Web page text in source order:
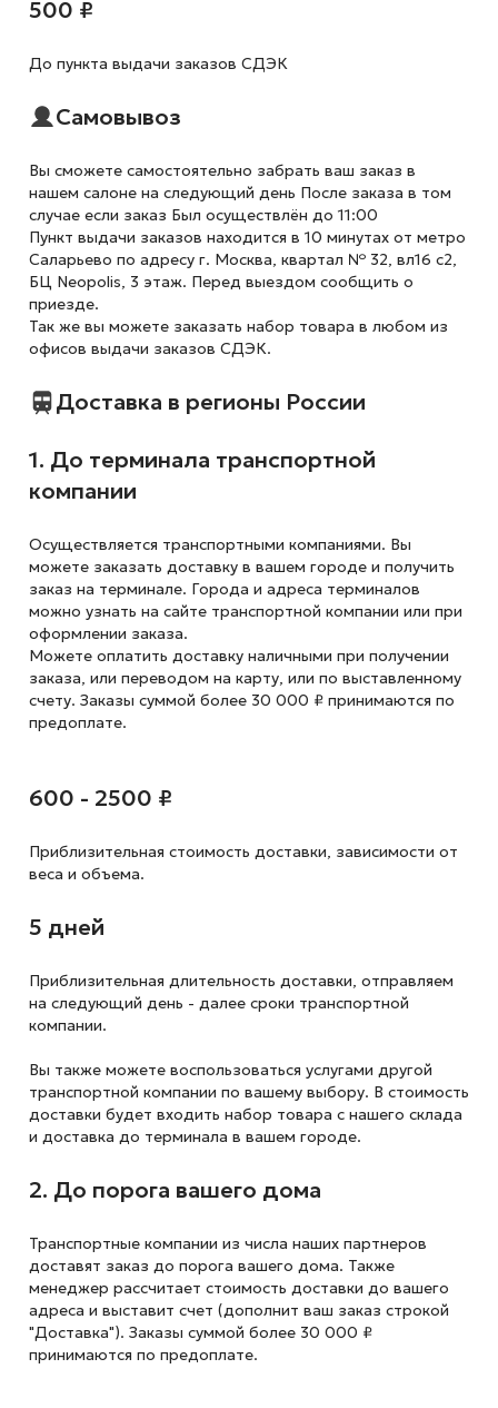
500 ₽
До пункта выдачи заказов СДЭК
Самовывоз
Вы сможете самостоятельно забрать ваш заказ в
нашем салоне на следующий день После заказа в том
случае если заказ Был осуществлён до 11:00
Пункт выдачи заказов находится в 10 минутах от метро
Саларьево по адресу г. Москва, квартал № 32, вл16 с2,
БЦ Neopolis, 3 этаж. Перед выездом сообщить о
приезде.
Так же вы можете заказать набор товара в любом из
офисов выдачи заказов СДЭК.
Доставка в регионы России
1. До терминала транспортной
компании
Осуществляется транспортными компаниями. Вы
можете заказать доставку в вашем городе и получить
заказ на терминале. Города и адреса терминалов
можно узнать на сайте транспортной компании или при
оформлении заказа.
Можете оплатить доставку наличными при получении
заказа, или переводом на карту, или по выставленному
счету. Заказы суммой более 30 000 ₽ принимаются по
предоплате.
600 - 2500 ₽
Приблизительная стоимость доставки, зависимости от
веса и объема.
5 дней
Приблизительная длительность доставки, отправляем
на следующий день - далее сроки транспортной
компании.
Вы также можете воспользоваться услугами другой
транспортной компании по вашему выбору. В стоимость
доставки будет входить набор товара с нашего склада
и доставка до терминала в вашем городе.
2. До порога вашего дома
Транспортные компании из числа наших партнеров
доставят заказ до порога вашего дома. Также
менеджер рассчитает стоимость доставки до вашего
адреса и выставит счет (дополнит ваш заказ строкой
"Доставка"). Заказы суммой более 30 000 ₽
принимаются по предоплате.